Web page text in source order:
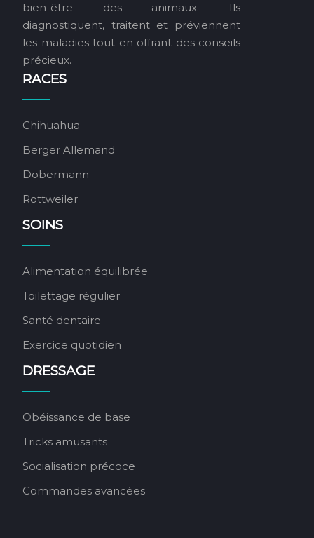
bien-être des animaux. Ils
diagnostiquent, traitent et préviennent
les maladies tout en offrant des conseils
précieux.
RACES
Chihuahua
Berger Allemand
Dobermann
Rottweiler
SOINS
Alimentation équilibrée
Toilettage régulier
Santé dentaire
Exercice quotidien
DRESSAGE
Obéissance de base
Tricks amusants
Socialisation précoce
Commandes avancées